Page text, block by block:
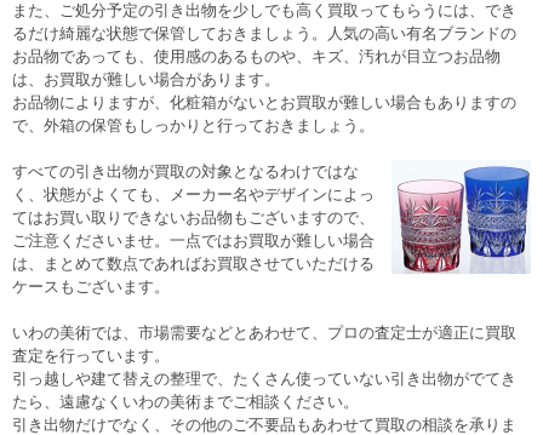
また、ご処分予定の引き出物を少しでも高く買取ってもらうには、でき
るだけ綺麗な状態で保管しておきましょう。人気の高い有名ブランドの
お品物であっても、使用感のあるものや、キズ、汚れが目立つお品物
は、お買取が難しい場合があります。
お品物によりますが、化粧箱がないとお買取が難しい場合もありますの
で、外箱の保管もしっかりと行っておきましょう。
すべての引き出物が買取の対象となるわけではな
く、状態がよくても、メーカー名やデザインによっ
てはお買い取りできないお品物もございますので、
ご注意くださいませ。一点ではお買取が難しい場合
は、まとめて数点であればお買取させていただける
ケースもございます。
いわの美術では、市場需要などとあわせて、プロの査定士が適正に買取
査定を行っています。
引っ越しや建て替えの整理で、たくさん使っていない引き出物がでてき
たら、遠慮なくいわの美術までご相談ください。
引き出物だけでなく、その他のご不要品もあわせて買取の相談を承りま